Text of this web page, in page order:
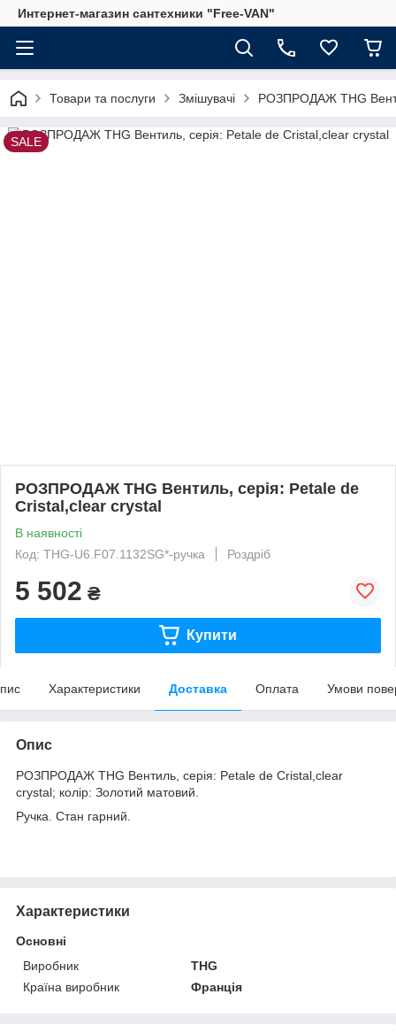
Интернет-магазин сантехники "Free-VAN"
Товари та послуги Змішувачі РОЗПРОДАЖ THG
SALE
РОЗПРОДАЖ THG Вентиль, серія: Petale de
Cristal,clear crystal
В наявності
Код: THG-U6.F07.1132SG*-ручка
Роздріб
5 502 ₴
Купити
Характеристики Доставка Оплата Умови
Опис
РОЗПРОДАЖ THG Вентиль, серія: Petale de Cristal,clear
crystal; колір: Золотий матовий.
Ручка. Стан гарний.
Характеристики
Основні
Виробник
THG
Країна виробник
Франція